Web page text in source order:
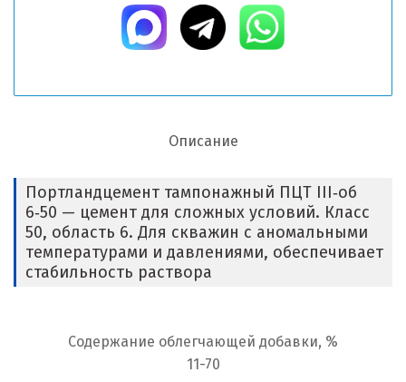
Описание
Портландцемент тампонажный ПЦТ III‑об
6‑50 — цемент для сложных условий. Класс
50, область 6. Для скважин с аномальными
температурами и давлениями, обеспечивает
стабильность раствора
Содержание облегчающей добавки, %
11-70